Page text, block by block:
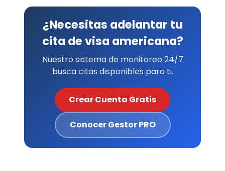
¿Necesitas adelantar tu
cita de visa americana?
Nuestro sistema de monitoreo 24/7
busca citas disponibles para ti.
Crear Cuenta Gratis
Conocer Gestor PRO